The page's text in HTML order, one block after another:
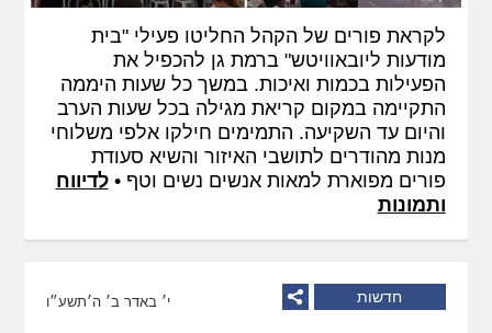
לקראת פורים של הקהל החליטו פעילי "בית
מודעות ליובאוויטש" ברמת גן להכפיל את
הפעילות בכמות ואיכות. במשך כל שעות היממה
התקיימה במקום קריאת מגילה בכל שעות הערב
והיום עד השקיעה. התמימים חילקו אלפי משלוחי
מנות מהודרים לתושבי האיזור והשיא סעודת
פורים מפוארת למאות אנשים נשים וטף •לדיווח
ותמונות
חדשות י׳ באדר ב׳ ה׳תשע״ו